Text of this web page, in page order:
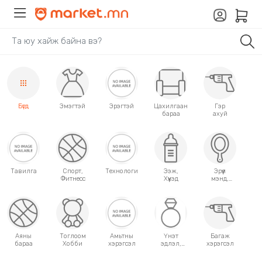
Бүгд Эмэгтэй Эрэгтэй
Цахилгаан
бараа
Гэр
ахуй
Тавилга
Спорт,
Фитнесс
Технологи
Ээж,
Хүүхэд
Эрүүл
мэнд,
Аяны
бараа
Тоглоом
Хобби
Амьтны
хэрэгсэл
Үнэт
эдлэл,
Багаж
хэрэгсэл